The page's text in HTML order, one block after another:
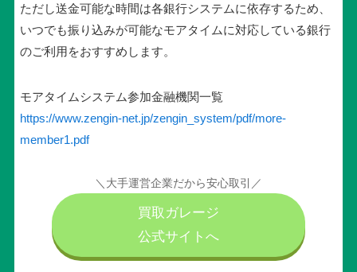
ただし送金可能な時間は各銀行システムに依存するため、
いつでも振り込みが可能なモアタイムに対応している銀行
のご利用をおすすめします。
モアタイムシステム参加金融機関一覧
https://www.zengin-net.jp/zengin_system/pdf/more-
member1.pdf
＼大手運営企業だから安心取引／
買取ガレージ
公式サイトへ